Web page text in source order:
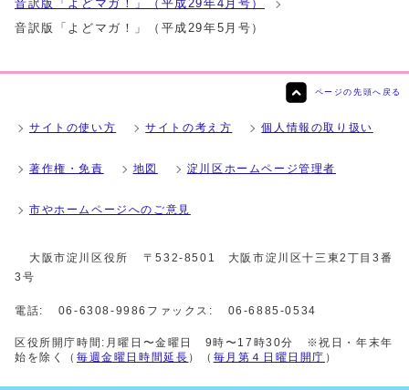
音訳版「よどマガ！」（平成29年4月号）
音訳版「よどマガ！」（平成29年5月号）
ページの先頭へ戻る
サイトの使い方 サイトの考え方 個人情報の取り扱い
著作権・免責 地図 淀川区ホームページ管理者
市やホームページへのご意見
大阪市淀川区役所
〒532-8501 大阪市淀川区十三東2丁目3番
3号
電話: 06-6308-9986 ファックス: 06-6885-0534
区役所開庁時間:月曜日〜金曜日 9時〜17時30分 ※祝日・年末年
始を除く（ 毎週金曜日時間延長 ）（ 毎月第４日曜日開庁 ）